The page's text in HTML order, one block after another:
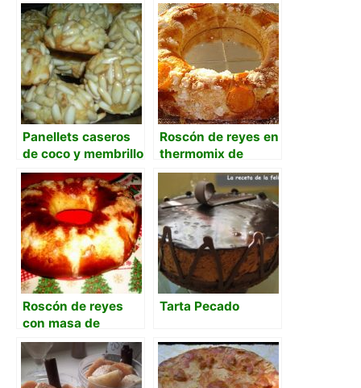
Panellets caseros
de coco y membrillo
Roscón de reyes en
thermomix de
Mafalda
Roscón de reyes
con masa de
arranque
Tarta Pecado